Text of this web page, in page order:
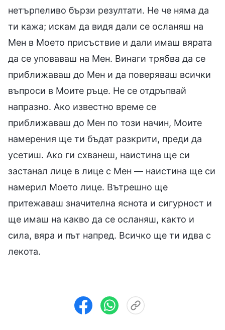
нетърпеливо бързи резултати. Не че няма да
ти кажа; искам да видя дали се осланяш на
Мен в Моето присъствие и дали имаш вярата
да се уповаваш на Мен. Винаги трябва да се
приближаваш до Мен и да поверяваш всички
въпроси в Моите ръце. Не се отдръпвай
напразно. Ако известно време се
приближаваш до Мен по този начин, Моите
намерения ще ти бъдат разкрити, преди да
усетиш. Ако ги схванеш, наистина ще си
застанал лице в лице с Мен — наистина ще си
намерил Моето лице. Вътрешно ще
притежаваш значителна яснота и сигурност и
ще имаш на какво да се осланяш, както и
сила, вяра и път напред. Всичко ще ти идва с
лекота.